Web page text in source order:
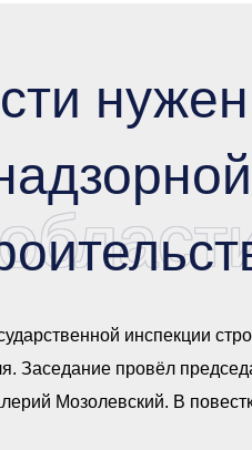
инспекции
провёл
Мозолевский. В